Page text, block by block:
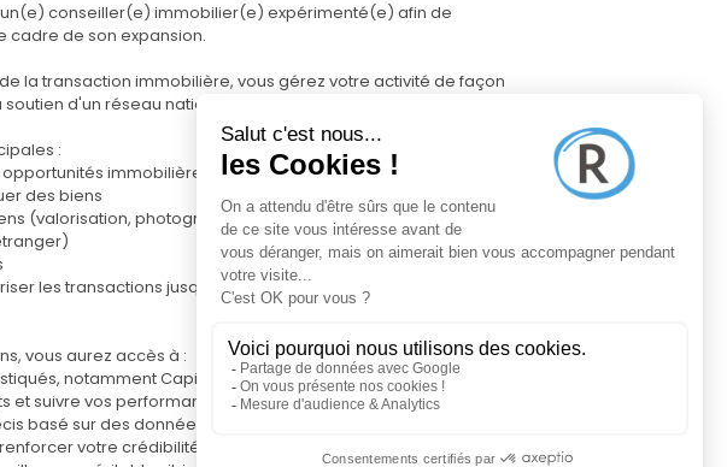
conseiller(e) immobilier(e) expérimenté(e) afin de
cadre de son expansion.
la transaction immobilière, vous gérez votre activité de façon
d'un réseau national bien structuré.
:
immobilières dans votre zone géographique
des biens
(valorisation, photographies, diffusion sur plusieurs
les transactions jusqu'à la signature de l'acte authentique
vous aurez accès à :
notamment Capifrance Pro, pour superviser votre
et suivre vos performances
basé sur des données de marché détaillées, pour garantir la
votre crédibilité vis-à-vis des vendeurs